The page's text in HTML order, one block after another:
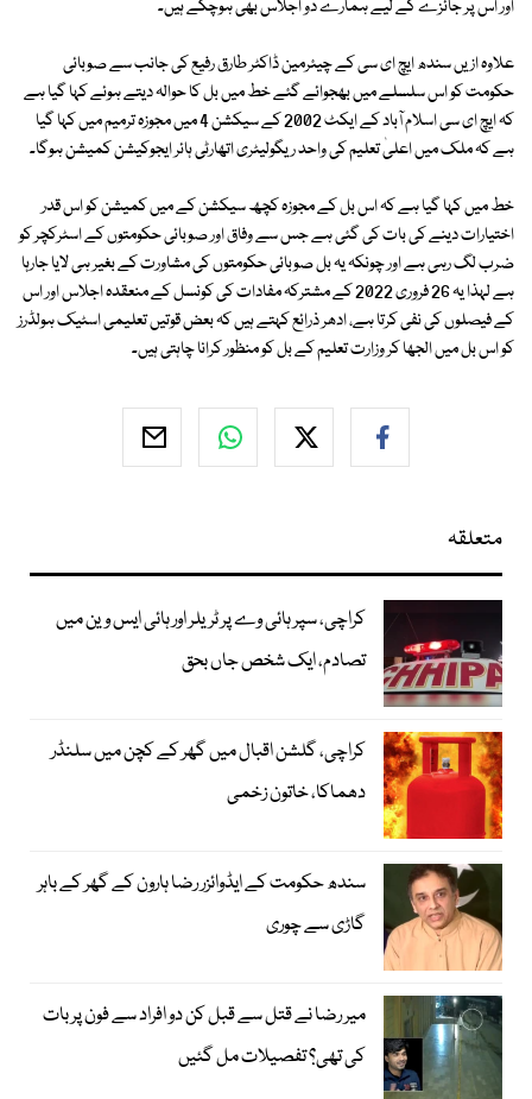
اور اس پر جائزے کے لیے ہمارے دو اجلاس بھی ہوچکے ہیں۔
علاوہ ازیں سندھ ایچ ای سی کے چیئرمین ڈاکٹر طارق رفیع کی جانب سے صوبائی
حکومت کو اس سلسلے میں بھجوائے گئے خط میں بل کا حوالہ دیتے ہوئے کہا گیا ہے
کہ ایچ ای سی اسلام آباد کے ایکٹ 2002 کے سیکشن 4 میں مجوزہ ترمیم میں کہا گیا
ہے کہ ملک میں اعلیٰ تعلیم کی واحد ریگولیٹری اتھارٹی ہائر ایجوکیشن کمیشن ہوگا۔
خط میں کہا گیا ہے کہ اس بل کے مجوزہ کچھ سیکشن کے میں کمیشن کو اس قدر
اختیارات دینے کی بات کی گئی ہے جس سے وفاق اور صوبائی حکومتوں کے اسٹرکچر کو
ضرب لگ رہی ہے اور چونکہ یہ بل صوبائی حکومتوں کی مشاورت کے بغیر ہی لایا جارہا
ہے لہذا یہ 26 فروری 2022 کے مشترکہ مفادات کی کونسل کے منعقدہ اجلاس اور اس
کے فیصلوں کی نفی کرتا ہے، ادھر ذرائع کہتے ہیں کہ بعض قوتیں تعلیمی اسٹیک ہولڈرز
کو اس بل میں الجھا کر وزارت تعلیم کے بل کو منظور کرانا چاہتی ہیں۔
متعلقہ
کراچی، سپر ہائی وے پر ٹریلر اور ہائی ایس وین میں
تصادم، ایک شخص جاں بحق
کراچی، گلشن اقبال میں گھر کے کچن میں سلنڈر
دھماکا، خاتون زخمی
سندھ حکومت کے ایڈوائزر رضا ہارون کے گھر کے باہر
گاڑی سے چوری
میر رضا نے قتل سے قبل کن دو افراد سے فون پر بات
کی تھی؟ تفصیلات مل گئیں